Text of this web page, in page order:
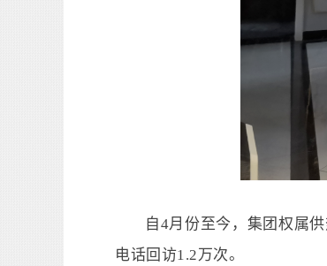
自4月份至今，集团权属
电话回访1.2万次。